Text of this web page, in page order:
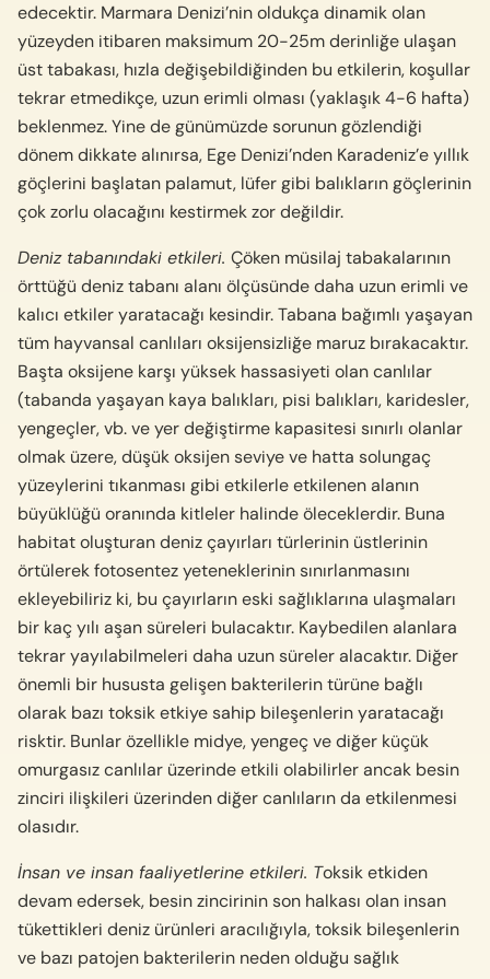
edecektir. Marmara Denizi’nin oldukça dinamik olan
yüzeyden itibaren maksimum 20-25m derinliğe ulaşan
üst tabakası, hızla değişebildiğinden bu etkilerin, koşullar
tekrar etmedikçe, uzun erimli olması (yaklaşık 4-6 hafta)
beklenmez. Yine de günümüzde sorunun gözlendiği
dönem dikkate alınırsa, Ege Denizi’nden Karadeniz’e yıllık
göçlerini başlatan palamut, lüfer gibi balıkların göçlerinin
çok zorlu olacağını kestirmek zor değildir.
Deniz tabanındaki etkileri. Çöken müsilaj tabakalarının
örttüğü deniz tabanı alanı ölçüsünde daha uzun erimli ve
kalıcı etkiler yaratacağı kesindir. Tabana bağımlı yaşayan
tüm hayvansal canlıları oksijensizliğe maruz bırakacaktır.
Başta oksijene karşı yüksek hassasiyeti olan canlılar
(tabanda yaşayan kaya balıkları, pisi balıkları, karidesler,
yengeçler, vb. ve yer değiştirme kapasitesi sınırlı olanlar
olmak üzere, düşük oksijen seviye ve hatta solungaç
yüzeylerini tıkanması gibi etkilerle etkilenen alanın
büyüklüğü oranında kitleler halinde öleceklerdir. Buna
habitat oluşturan deniz çayırları türlerinin üstlerinin
örtülerek fotosentez yeteneklerinin sınırlanmasını
ekleyebiliriz ki, bu çayırların eski sağlıklarına ulaşmaları
bir kaç yılı aşan süreleri bulacaktır. Kaybedilen alanlara
tekrar yayılabilmeleri daha uzun süreler alacaktır. Diğer
önemli bir hususta gelişen bakterilerin türüne bağlı
olarak bazı toksik etkiye sahip bileşenlerin yaratacağı
risktir. Bunlar özellikle midye, yengeç ve diğer küçük
omurgasız canlılar üzerinde etkili olabilirler ancak besin
zinciri ilişkileri üzerinden diğer canlıların da etkilenmesi
olasıdır.
İnsan ve insan faaliyetlerine etkileri. Toksik etkiden
devam edersek, besin zincirinin son halkası olan insan
tükettikleri deniz ürünleri aracılığıyla, toksik bileşenlerin
ve bazı patojen bakterilerin neden olduğu sağlık